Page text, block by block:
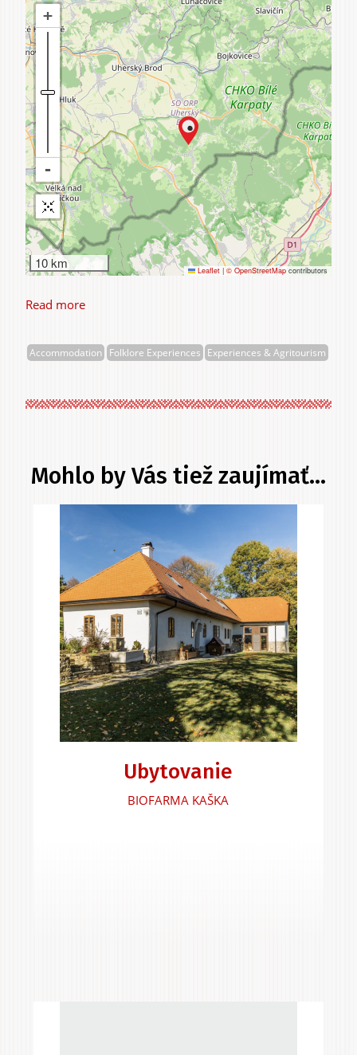
10 km Leaflet | © OpenStreetMap contributors
Read more
Berdina
Accommodation Folklore Experiences Experiences & Agritourism
Mohlo by Vás tiež zaujímať...
Ubytovanie
BIOFARMA KAŠKA